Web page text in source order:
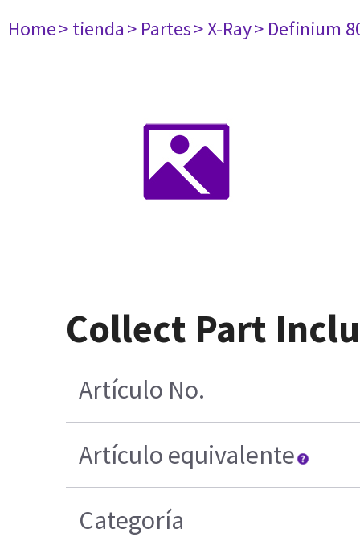
Home> tienda> Partes> X-Ray> Definium
Collect Part
Artículo No.
Artículo equivalente
Categoría